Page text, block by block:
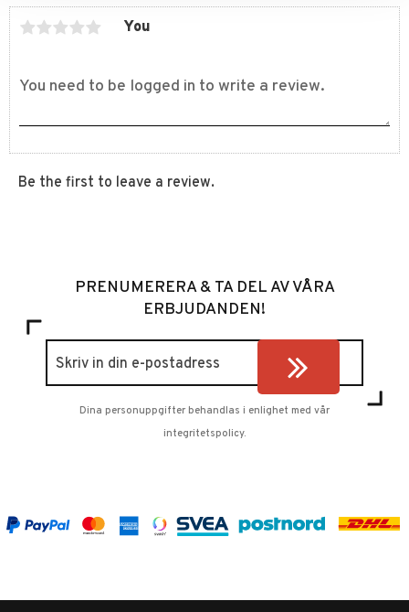
You
Be the first to leave a review.
PRENUMERERA & TA DEL AV VÅRA
ERBJUDANDEN!
Dina personuppgifter behandlas i enlighet med vår
integritetspolicy.